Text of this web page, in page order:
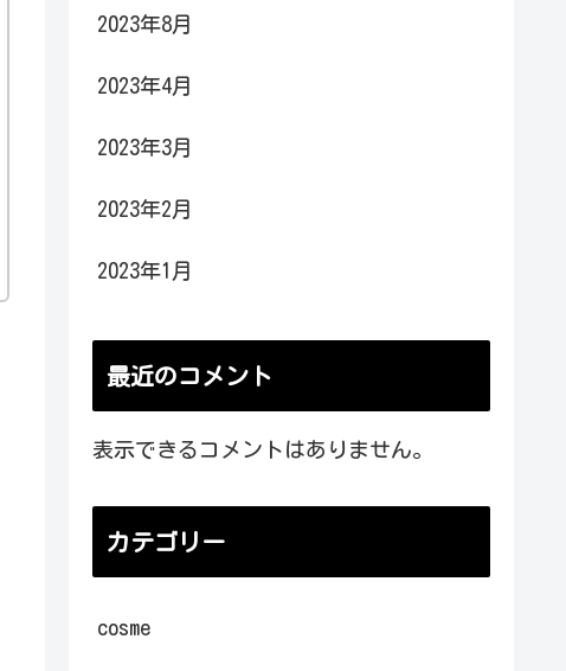
2023年8月
2023年4月
2023年3月
2023年2月
2023年1月
最近のコメント
表示できるコメントはありません。
カテゴリー
cosme